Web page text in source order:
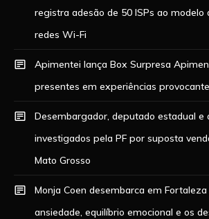
registra adesão de 50 ISPs ao modelo
redes Wi-Fi
Apimentei lança Box Surpresa
presentes em experiências
Desembargador, deputado estadual e
investigados pela PF por suposta
Mato Grosso
Monja Coen desembarca em
ansiedade, equilíbrio emocional e os